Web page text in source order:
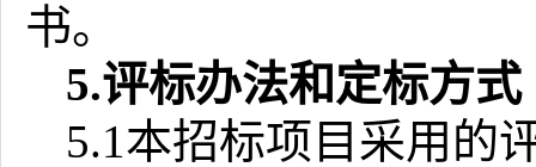
书。
5.评标办法和定标方式
5.1本招标项目采用的